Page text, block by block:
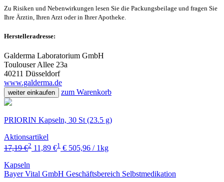
Zu Risiken und Nebenwirkungen lesen Sie die Packungsbeilage und fragen Sie
Ihre Ärztin, Ihren Arzt oder in Ihrer Apotheke.
Herstelleradresse:
Galderma Laboratorium GmbH
Toulouser Allee 23a
40211 Düsseldorf
www.galderma.de
weiter einkaufen zum Warenkorb
PRIORIN Kapseln, 30 St (23.5 g)
Aktionsartikel
17,19 €2 11,89 €1 € 505,96 / 1kg
Kapseln
Bayer Vital GmbH Geschäftsbereich Selbstmedikation